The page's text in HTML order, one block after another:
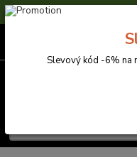
Sleva 6% na
Slevový kód -6% na